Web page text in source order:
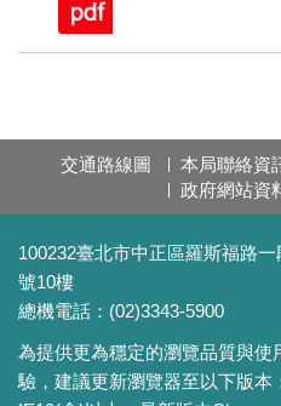
交通路線圖 本局聯絡資
政府網站資
100232臺北市中正區羅斯福路一
號10樓
總機電話：(02)3343-5900
為提供更為穩定的瀏覽品質與使
驗，建議更新瀏覽器至以下版本